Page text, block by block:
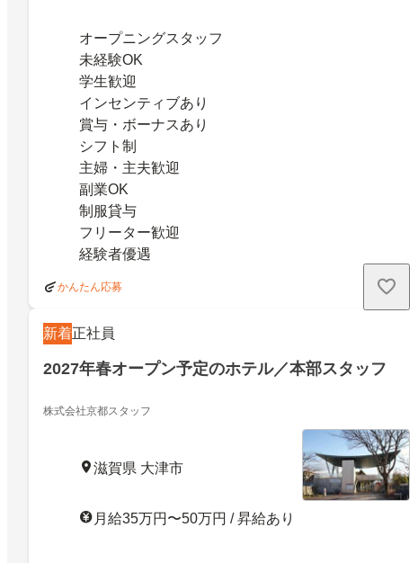
オープニングスタッフ
未経験OK
学生歓迎
インセンティブあり
賞与・ボーナスあり
シフト制
主婦・主夫歓迎
副業OK
制服貸与
フリーター歓迎
経験者優遇
かんたん応募
新着正社員
2027年春オープン予定のホテル／本部スタッフ
株式会社京都スタッフ
滋賀県 大津市
月給35万円〜50万円 / 昇給あり